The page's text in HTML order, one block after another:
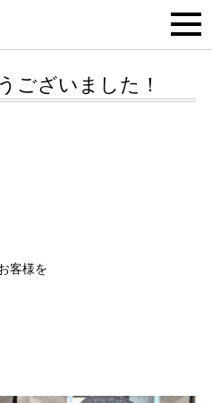
ございました！
客様を